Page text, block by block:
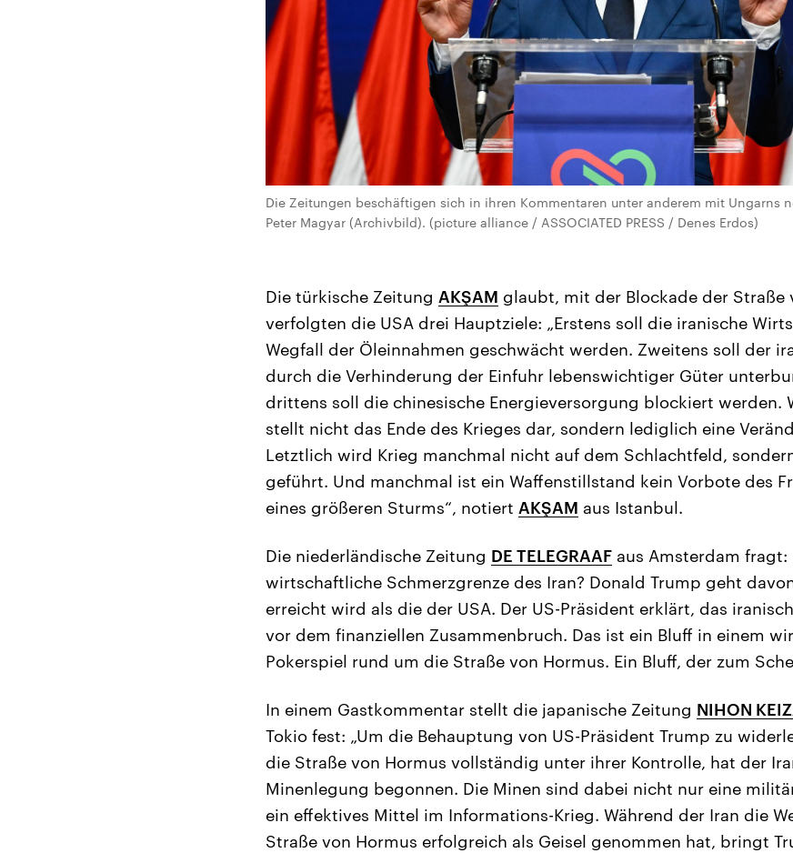
Die Zeitungen beschäftigen sich in ihren Kommentaren unter anderem mit Ungarns
Peter Magyar (Archivbild). (picture alliance / ASSOCIATED PRESS / Denes Erdos)
Die türkische Zeitung AKŞAM glaubt, mit der Blockade der Straße
verfolgten die USA drei Hauptziele: „Erstens soll die iranische
Wegfall der Öleinnahmen geschwächt werden. Zweitens soll der
durch die Verhinderung der Einfuhr lebenswichtiger Güter
drittens soll die chinesische Energieversorgung blockiert werden.
stellt nicht das Ende des Krieges dar, sondern lediglich eine
Letztlich wird Krieg manchmal nicht auf dem Schlachtfeld,
geführt. Und manchmal ist ein Waffenstillstand kein Vorbote des
eines größeren Sturms“, notiert AKŞAM aus Istanbul.
Die niederländische Zeitung DE TELEGRAAF aus Amsterdam fragt:
wirtschaftliche Schmerzgrenze des Iran? Donald Trump geht
erreicht wird als die der USA. Der US-Präsident erklärt, das
vor dem finanziellen Zusammenbruch. Das ist ein Bluff in einem
Pokerspiel rund um die Straße von Hormus. Ein Bluff, der zum
In einem Gastkommentar stellt die japanische Zeitung NIHON
Tokio fest: „Um die Behauptung von US-Präsident Trump zu
die Straße von Hormus vollständig unter ihrer Kontrolle, hat der
Minenlegung begonnen. Die Minen sind dabei nicht nur eine
ein effektives Mittel im Informations-Krieg. Während der Iran die
Straße von Hormus erfolgreich als Geisel genommen hat, bringt